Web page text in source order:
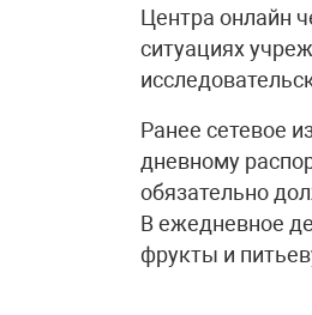
Центра онлайн
ситуациях
Ранее сетевое
дневному
обязательно
В ежедневное
фрукты и